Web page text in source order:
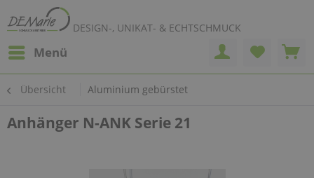
DESIGN-, UNIKAT- & ECHTSCHMUCK
Menü
Übersicht Aluminium gebürstet
Anhänger N-ANK Serie 21